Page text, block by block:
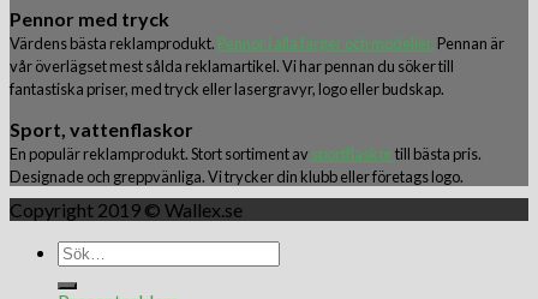
Pennor med tryck
Värdens bästa reklamprodukt. Pennor i alla färger och modeller. Pennan är
vår överlägset mest sålda reklamartikel. Vi har pennan du söker till
fantastiska priser, med tryck eller lasergravyr, logo eller budskap.
Sport, vattenflaskor
En populär reklamprodukt. Stort sortiment avsportflaskortill bästa pris.
Designade och greppvänliga. Vi trycker din klubb eller företags logo.
Copyright 2019 © Wallex.se